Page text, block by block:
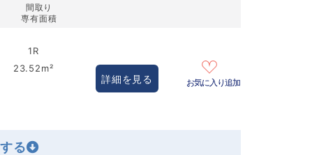
間取り
専有面積
1R
23.52m²
詳細を見る お気に入り追加